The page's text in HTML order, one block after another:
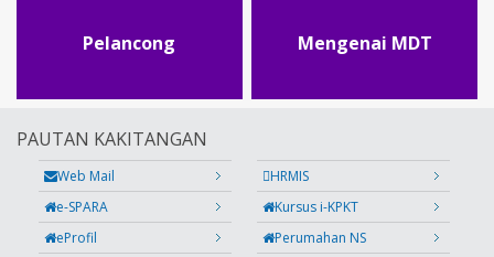
Pelancong Mengenai MDT
PAUTAN KAKITANGAN
Web Mail
HRMIS
e-SPARA
Kursus i-KPKT
eProfil
Perumahan NS